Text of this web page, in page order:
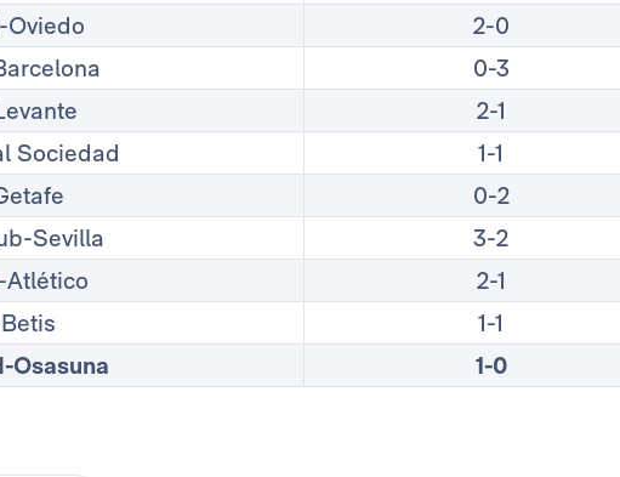
2-0
0-3
2-1
Sociedad
1-1
0-2
Sevilla
3-2
Atlético
2-1
1-1
Osasuna
1-0